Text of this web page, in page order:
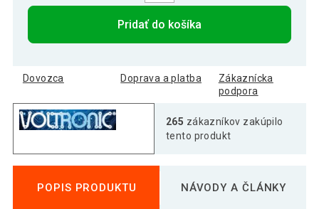
Pridať do košíka
Dovozca Doprava a platba
Zákaznícka
podpora
265 zákazníkov zakúpilo
tento produkt
POPIS PRODUKTU NÁVODY A ČLÁNKY